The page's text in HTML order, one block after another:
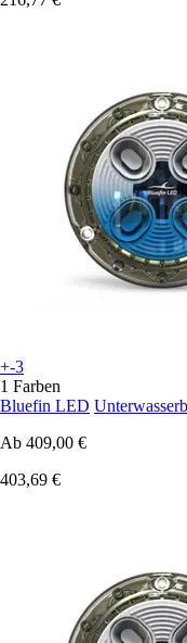
+-3
1 Farben
Bluefin LED
Ab 409,00 €
403,69 €